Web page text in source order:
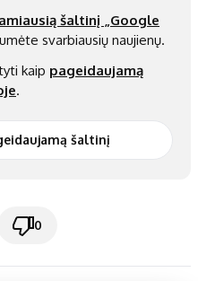
šaltinį „Google
svarbiausių naujienų.
kaip pageidaujamą
.
šaltinį
0